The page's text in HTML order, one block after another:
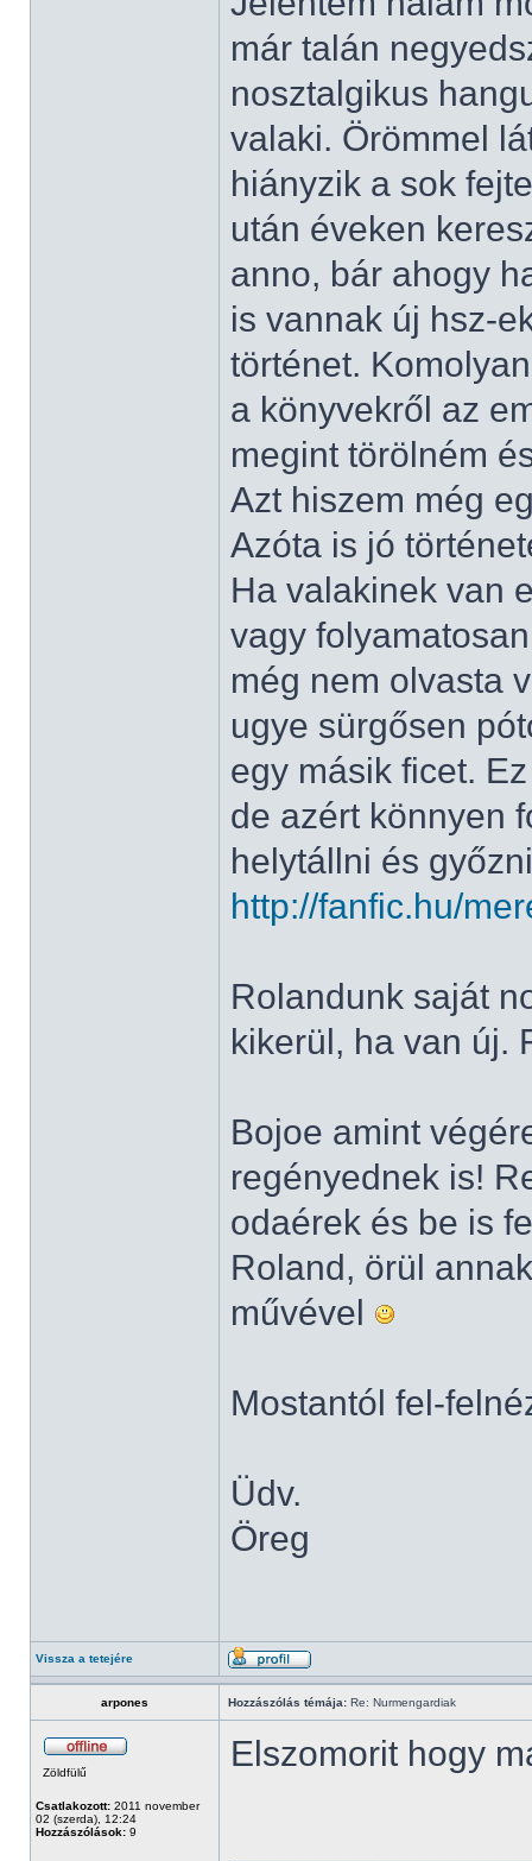
már talán
nosztalgikus
valaki. Örömmel
hiányzik a sok
után éveken
anno, bár ahogy
is vannak új hsz-
történet.
a könyvekről az
megint törölném
Azt hiszem még
Azóta is jó
Ha valakinek van
vagy
még nem olvasta
ugye sürgősen
egy másik ficet.
de azért könnyen
helytállni és
http://fanfic.hu/
Rolandunk saját
kikerül, ha van új.
Bojoe amint
regényednek is!
odaérek és be is
Roland, örül
művével
Mostantól fel-
Üdv.
Öreg
Vissza a tetejére
arpones Hozzászólás témája: Re: Nurmengardiak
Zöldfülű
Csatlakozott: 2011 november
02 (szerda), 12:24
Hozzászólások: 9
Elszomorit hogy